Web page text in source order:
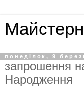
понеділок, 9
запрошення
Народження